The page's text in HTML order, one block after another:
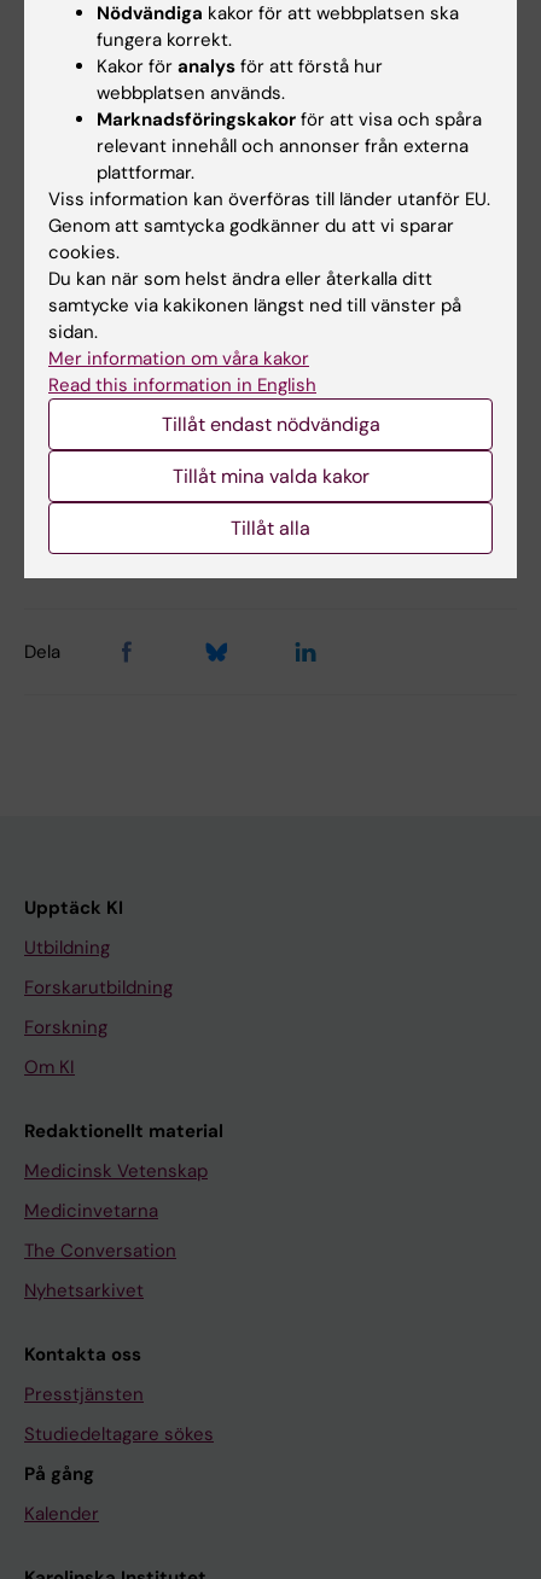
Ewa Sitnicka Quinn, professor, avdelningen för
molekylär hematologi, Lunds Universitet.
Mer information
Hitta doktorsavhandlingen i KI Open Archive
Neo Hematologi
Dela
Upptäck KI
Utbildning
Forskarutbildning
Forskning
Om KI
Redaktionellt material
Medicinsk Vetenskap
Medicinvetarna
The Conversation
Nyhetsarkivet
Kontakta oss
Presstjänsten
Studiedeltagare sökes
På gång
Kalender
Nödvändiga kakor för att webbplatsen ska
fungera korrekt.
Kakor för analys för att förstå hur
webbplatsen används.
Marknadsföringskakor för att visa och spåra
relevant innehåll och annonser från externa
plattformar.
Viss information kan överföras till länder utanför EU.
Genom att samtycka godkänner du att vi sparar
cookies.
Du kan när som helst ändra eller återkalla ditt
samtycke via kakikonen längst ned till vänster på
sidan.
Mer information om våra kakor
Read this information in English
Tillåt endast nödvändiga
Tillåt mina valda kakor
Tillåt alla